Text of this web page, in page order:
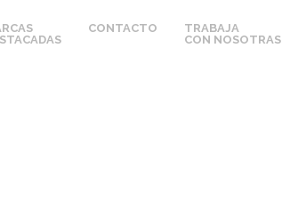
CONTACTO
TRABAJA
CON NOSOTRAS